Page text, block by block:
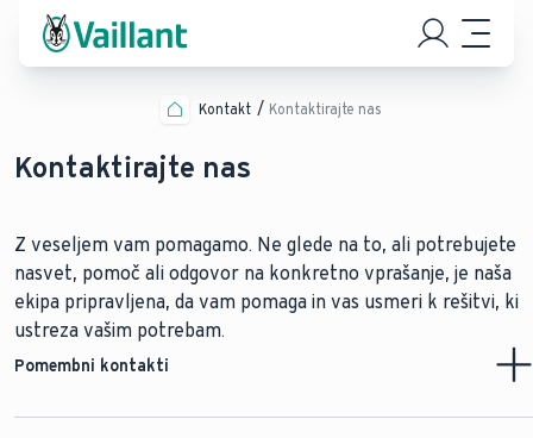
Kontakt Kontaktirajte nas
Kontaktirajte nas
Z veseljem vam pomagamo. Ne glede na to, ali potrebujete
nasvet, pomoč ali odgovor na konkretno vprašanje, je naša
ekipa pripravljena, da vam pomaga in vas usmeri k rešitvi, ki
ustreza vašim potrebam.
Pomembni kontakti